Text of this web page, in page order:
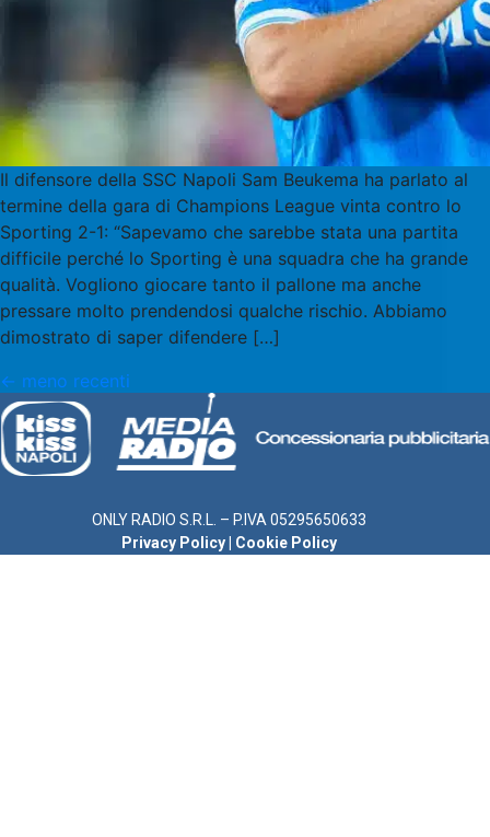
Il difensore della SSC Napoli Sam Beukema ha parlato al
termine della gara di Champions League vinta contro lo
Sporting 2-1: “Sapevamo che sarebbe stata una partita
difficile perché lo Sporting è una squadra che ha grande
qualità. Vogliono giocare tanto il pallone ma anche
pressare molto prendendosi qualche rischio. Abbiamo
dimostrato di saper difendere […]
← meno recenti
ONLY RADIO S.R.L. – P.IVA 05295650633
Privacy Policy
Cookie Policy